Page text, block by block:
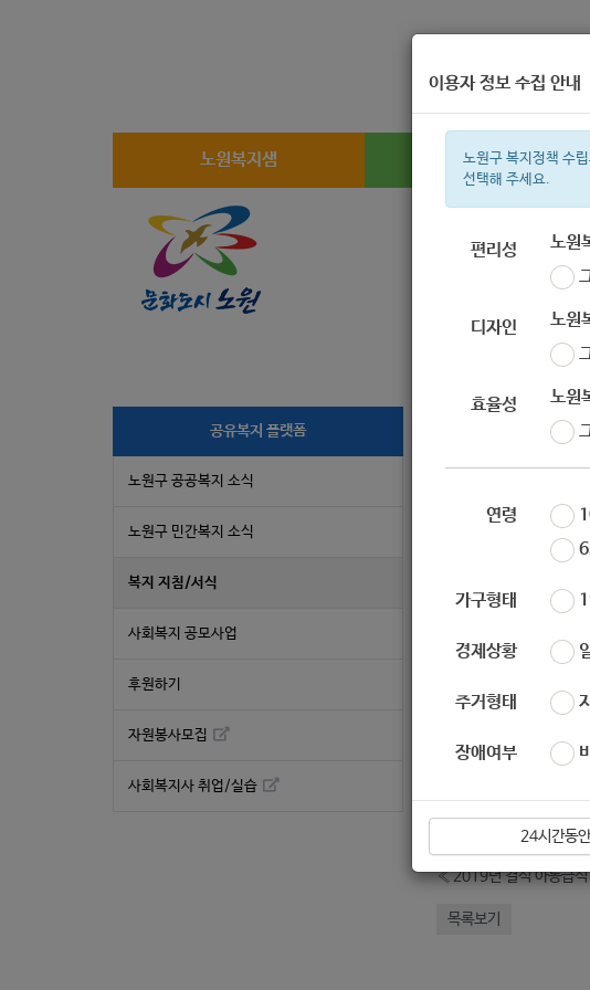
노원복지샘 복지정보
지원금
이용자 정보 수집 안내
노원구 복지정책 수
선택해 주세요.
편리성
노원
디자인
노원
효율성
노원
연령
가구형태 1
경제상황
주거형태
장애여부
24시간동
공유복지 플랫폼
노원구 공공복지 소식
노원구 민간복지 소식
복지 지침/서식
사회복지 공모사업
후원하기
자원봉사모집
사회복지사 취업/실습
지침 작성자
싫어요
★_2019년_장애
«2019년 결식 아동급
목록보기